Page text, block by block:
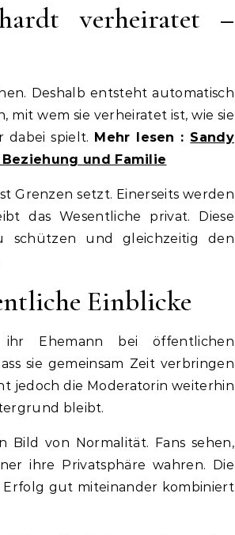
verheiratet –
Deshalb entsteht automatisch
mit wem sie verheiratet ist, wie sie
spielt. Mehr lesen : Sandy
und Familie
Grenzen setzt. Einerseits werden
das Wesentliche privat. Diese
schützen und gleichzeitig den
Einblicke
Ehemann bei öffentlichen
sie gemeinsam Zeit verbringen
jedoch die Moderatorin weiterhin
bleibt.
Bild von Normalität. Fans sehen,
ihre Privatsphäre wahren. Die
Erfolg gut miteinander kombiniert